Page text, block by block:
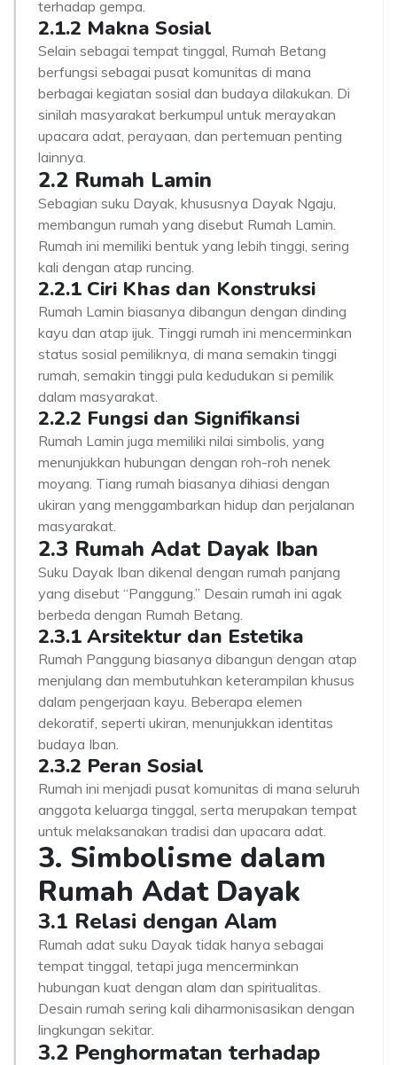
terhadap gempa.
2.1.2 Makna Sosial
Selain sebagai tempat tinggal, Rumah Betang
berfungsi sebagai pusat komunitas di mana
berbagai kegiatan sosial dan budaya dilakukan. Di
sinilah masyarakat berkumpul untuk merayakan
upacara adat, perayaan, dan pertemuan penting
lainnya.
2.2 Rumah Lamin
Sebagian suku Dayak, khususnya Dayak Ngaju,
membangun rumah yang disebut Rumah Lamin.
Rumah ini memiliki bentuk yang lebih tinggi, sering
kali dengan atap runcing.
2.2.1 Ciri Khas dan Konstruksi
Rumah Lamin biasanya dibangun dengan dinding
kayu dan atap ijuk. Tinggi rumah ini mencerminkan
status sosial pemiliknya, di mana semakin tinggi
rumah, semakin tinggi pula kedudukan si pemilik
dalam masyarakat.
2.2.2 Fungsi dan Signifikansi
Rumah Lamin juga memiliki nilai simbolis, yang
menunjukkan hubungan dengan roh-roh nenek
moyang. Tiang rumah biasanya dihiasi dengan
ukiran yang menggambarkan hidup dan perjalanan
masyarakat.
2.3 Rumah Adat Dayak Iban
Suku Dayak Iban dikenal dengan rumah panjang
yang disebut “Panggung.” Desain rumah ini agak
berbeda dengan Rumah Betang.
2.3.1 Arsitektur dan Estetika
Rumah Panggung biasanya dibangun dengan atap
menjulang dan membutuhkan keterampilan khusus
dalam pengerjaan kayu. Beberapa elemen
dekoratif, seperti ukiran, menunjukkan identitas
budaya Iban.
2.3.2 Peran Sosial
Rumah ini menjadi pusat komunitas di mana seluruh
anggota keluarga tinggal, serta merupakan tempat
untuk melaksanakan tradisi dan upacara adat.
3. Simbolisme dalam
Rumah Adat Dayak
3.1 Relasi dengan Alam
Rumah adat suku Dayak tidak hanya sebagai
tempat tinggal, tetapi juga mencerminkan
hubungan kuat dengan alam dan spiritualitas.
Desain rumah sering kali diharmonisasikan dengan
lingkungan sekitar.
3.2 Penghormatan terhadap